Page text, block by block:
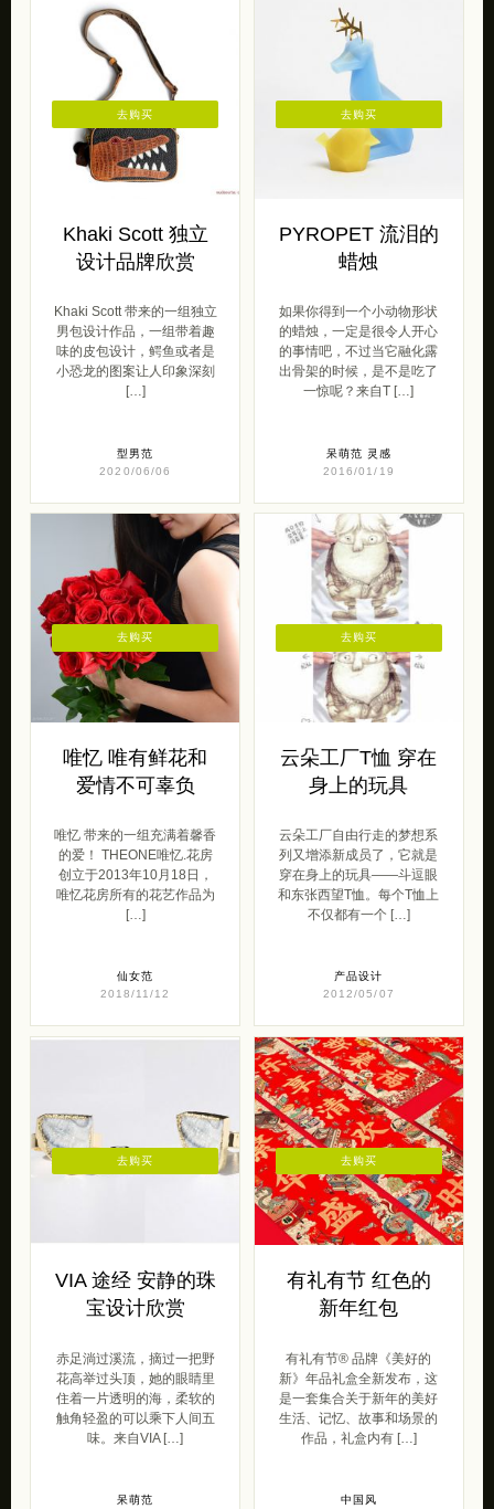
Khaki Scott 独立
设计品牌欣赏
Khaki Scott 带来的一组独立
男包设计作品，一组带着趣
味的皮包设计，鳄鱼或者是
小恐龙的图案让人印象深刻
[…]
型男范
2020/06/06
去购买
PYROPET 流泪的
蜡烛
如果你得到一个小动物形状
的蜡烛，一定是很令人开心
的事情吧，不过当它融化露
出骨架的时候，是不是吃了
一惊呢？来自T […]
呆萌范 灵感
2016/01/19
去购买
唯忆 唯有鲜花和
爱情不可辜负
唯忆 带来的一组充满着馨香
的爱！ THEONE唯忆.花房
创立于2013年10月18日，
唯忆花房所有的花艺作品为
[…]
仙女范
2018/11/12
去购买
云朵工厂T恤 穿在
身上的玩具
云朵工厂自由行走的梦想系
列又增添新成员了，它就是
穿在身上的玩具——斗逗眼
和东张西望T恤。每个T恤上
不仅都有一个 […]
产品设计
2012/05/07
去购买
VIA 途经 安静的珠
宝设计欣赏
赤足淌过溪流，摘过一把野
花高举过头顶，她的眼睛里
住着一片透明的海，柔软的
触角轻盈的可以乘下人间五
味。来自VIA […]
呆萌范
去购买
有礼有节 红色的
新年红包
有礼有节® 品牌《美好的
新》年品礼盒全新发布，这
是一套集合关于新年的美好
生活、记忆、故事和场景的
作品，礼盒内有 […]
中国风
去购买